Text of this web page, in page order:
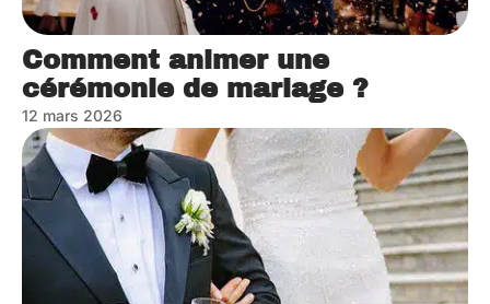
Comment animer une
cérémonie de mariage ?
12 mars 2026